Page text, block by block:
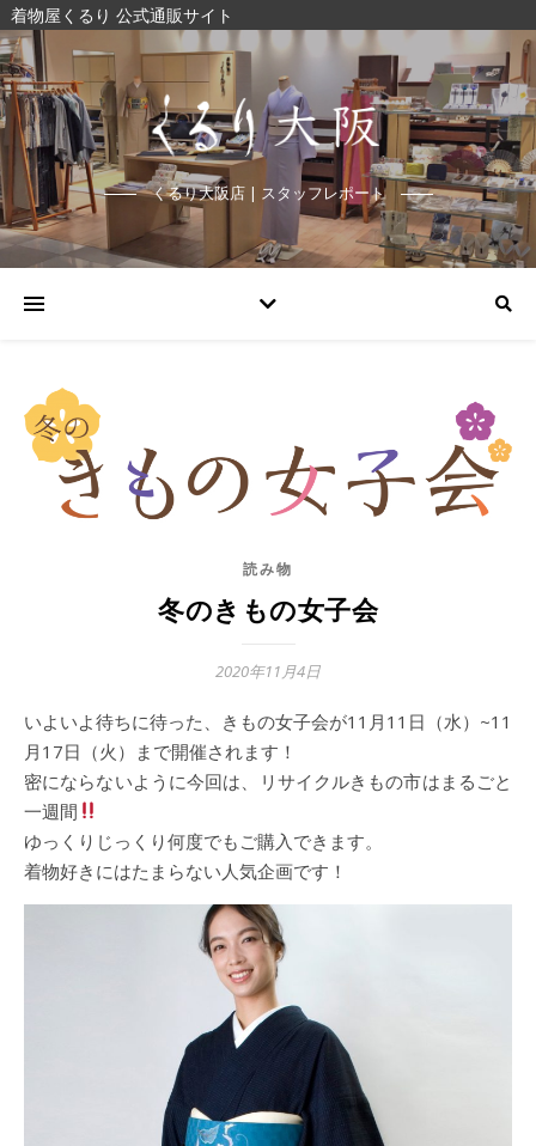
くるり大阪店 | スタッフレポート
読み物
冬のきもの女子会
2020年11月4日
いよいよ待ちに待った、きもの女子会が11月11日（水）~11
月17日（火）まで開催されます！
密にならないように今回は、リサイクルきもの市はまるごと
一週間
ゆっくりじっくり何度でもご購入できます。
着物好きにはたまらない人気企画です！
着物屋くるり 公式通販サイト